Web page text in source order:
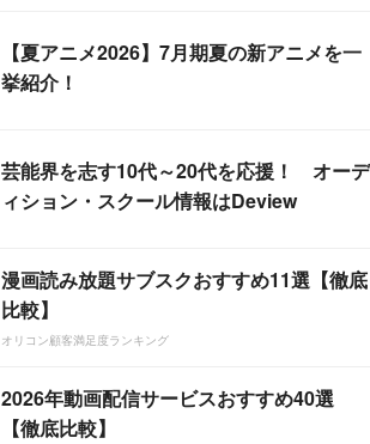
【夏アニメ2026】7月期夏の新アニメを一
挙紹介！
芸能界を志す10代～20代を応援！ オーデ
ィション・スクール情報はDeview
漫画読み放題サブスクおすすめ11選【徹底
比較】
オリコン顧客満足度ランキング
2026年動画配信サービスおすすめ40選
【徹底比較】